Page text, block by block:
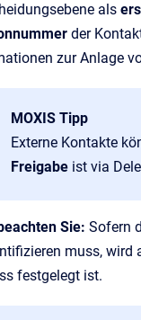
als
der
zur Anlage
MOXIS Tipp
Externe Kontakte
Freigabe ist via
Sie: Sofern
muss, wird
festgelegt ist.